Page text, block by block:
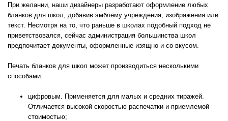
При желании, наши дизайнеры разработают оформление любых
бланков для школ, добавив эмблему учреждения, изображения или
текст. Несмотря на то, что раньше в школах подобный подход не
приветствовался, сейчас администрация большинства школ
предпочитает документы, оформленные изящно и со вкусом.
Печать бланков для школ может производиться несколькими
способами:
цифровым. Применяется для малых и средних тиражей.
Отличается высокой скоростью распечатки и приемлемой
стоимостью;